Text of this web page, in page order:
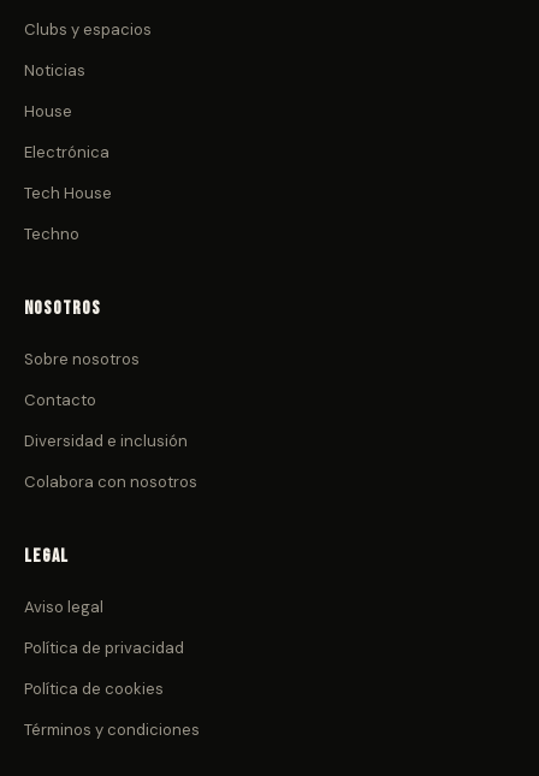
Clubs y espacios
Noticias
House
Electrónica
Tech House
Techno
Nosotros
Sobre nosotros
Contacto
Diversidad e inclusión
Colabora con nosotros
Legal
Aviso legal
Política de privacidad
Política de cookies
Términos y condiciones